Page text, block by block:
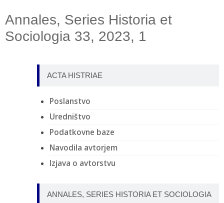
Annales, Series Historia et
Sociologia 33, 2023, 1
ACTA HISTRIAE
Poslanstvo
Uredništvo
Podatkovne baze
Navodila avtorjem
Izjava o avtorstvu
ANNALES, SERIES HISTORIA ET SOCIOLOGIA